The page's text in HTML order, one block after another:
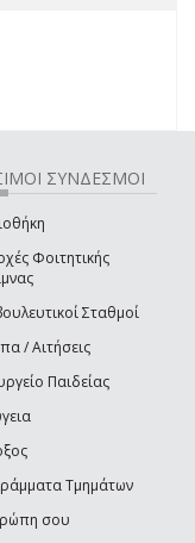
ΣΥΝΔΕΣΜΟΙ
Φοιτητικής
Σταθμοί
/ Αιτήσεις
Παιδείας
Τμημάτων
σου